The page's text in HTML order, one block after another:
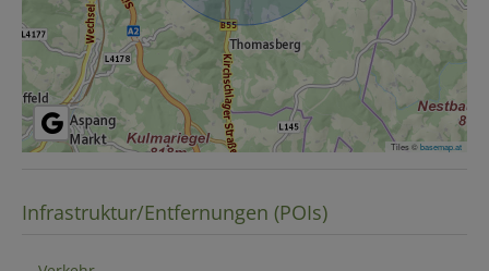
Tiles ©basemap.at
Infrastruktur/Entfernungen (POIs)